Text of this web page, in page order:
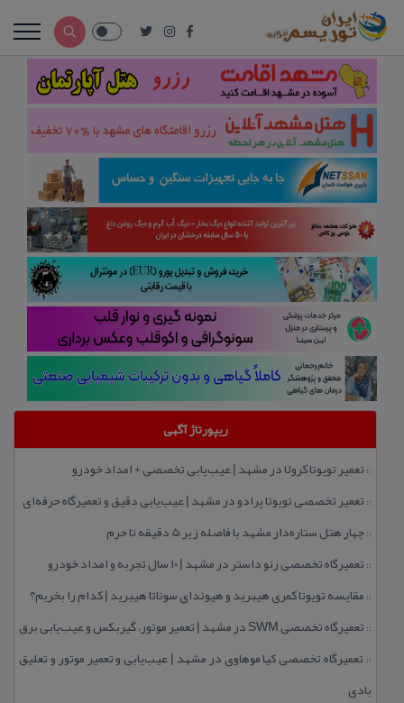
ریپورتاژ آگهی
:: تعمیر تویوتا كرولا در مشهد | عیب‌یابی تخصصی + امداد خودرو
:: تعمیر تخصصی تویوتا پرادو در مشهد | عیب‌یابی دقیق و تعمیرگاه حرفه‌ای
::چهار هتل‌ ستاره‌دار مشهد با فاصله زیر 5 دقیقه تا حرم
:: تعمیرگاه تخصصی رنو داستر در مشهد | ۱۰ سال تجربه و امداد خودرو
:: مقایسه تویوتا كمری هیبرید و هیوندای سوناتا هیبرید | كدام را بخریم؟
:: تعمیرگاه تخصصی SWM در مشهد | تعمیر موتور، گیربكس و عیب‌یابی برق
:: تعمیرگاه تخصصی كیا موهاوی در مشهد | عیب‌یابی و تعمیر موتور و تعلیق
بادی